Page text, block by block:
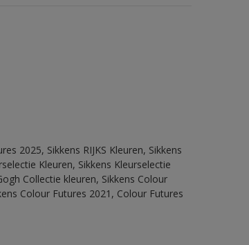
2025, Sikkens RIJKS Kleuren, Sikkens
Kleuren, Sikkens Kleurselectie
Collectie kleuren, Sikkens Colour
Colour Futures 2021, Colour Futures